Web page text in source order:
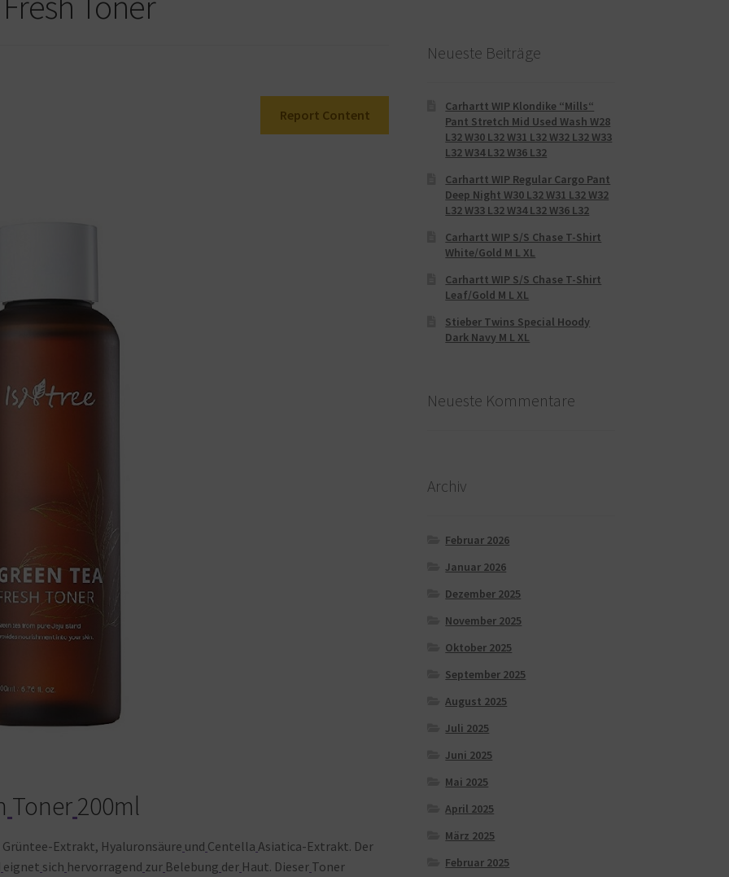
Report Content
Toner200ml
Grüntee-Extrakt, Hyaluronsäure und Centella Asiatica-Extrakt. Der
eignet sich hervorragend zur Belebung der Haut. Dieser Toner
Neueste Beiträge
Carhartt WIP Klondike “Mills“
Pant Stretch Mid Used Wash W28
L32 W30 L32 W31 L32 W32 L32 W33
L32 W34 L32 W36 L32
Carhartt WIP Regular Cargo Pant
Deep Night W30 L32 W31 L32 W32
L32 W33 L32 W34 L32 W36 L32
Carhartt WIP S/S Chase T-Shirt
White/Gold M L XL
Carhartt WIP S/S Chase T-Shirt
Leaf/Gold M L XL
Stieber Twins Special Hoody
Dark Navy M L XL
Neueste Kommentare
Archiv
Februar 2026
Januar 2026
Dezember 2025
November 2025
Oktober 2025
September 2025
August 2025
Juli 2025
Juni 2025
Mai 2025
April 2025
März 2025
Februar 2025